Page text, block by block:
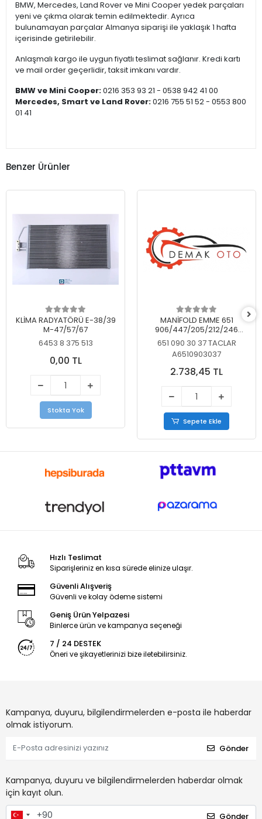
BMW, Mercedes, Land Rover ve Mini Cooper yedek parçaları
yeni ve çıkma olarak temin edilmektedir. Ayrıca
bulunamayan parçalar Almanya siparişi ile yaklaşık 1 hafta
içerisinde getirilebilir.
Anlaşmalı kargo ile uygun fiyatlı teslimat sağlanır. Kredi kartı
ve mail order geçerlidir, taksit imkanı vardır.
BMW ve Mini Cooper:0216 353 93 21 - 0538 942 41 00
Mercedes, Smart ve Land Rover:0216 755 51 52 - 0553 800
01 41
Benzer Ürünler
KLİMA RADYATÖRÜ E-38/39
M-47/57/67
6453 8 375 513
0,00 TL
Stokta Yok
MANİFOLD EMME 651
906/447/205/212/246
KELEBEKSİZ
651 090 30 37 TACLAR
A6510903037
2.738,45 TL
Sepete Ekle
Hızlı Teslimat
Siparişleriniz en kısa sürede elinize ulaşır.
Güvenli Alışveriş
Güvenli ve kolay ödeme sistemi
Geniş Ürün Yelpazesi
Binlerce ürün ve kampanya seçeneği
7 / 24 DESTEK
Öneri ve şikayetlerinizi bize iletebilirsiniz.
Kampanya, duyuru, bilgilendirmelerden e-posta ile haberdar
olmak istiyorum.
Gönder
Kampanya, duyuru ve bilgilendirmelerden haberdar olmak
için kayıt olun.
Gönder